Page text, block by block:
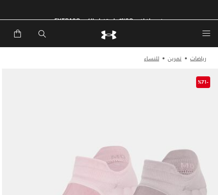
رياضات تمرين للنساء
-%71